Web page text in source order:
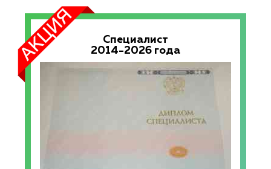
Специалист
2014-2026 года